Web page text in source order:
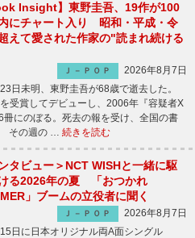
Insight】東野圭吾、19作が100
にチャート入り 昭和・平成・令
えて愛された作家の"読まれ続ける
Ｊ－ＰＯＰ
2026年8月7日
日未明、東野圭吾が68歳で逝去した。
受賞してデビューし、2006年『容疑者X
にのぼる。死去の報を受け、全国の書
その週の … 続きを読む
タビュー＞NCT WISHと一緒に駆
る2026年の夏 「おつかれ
」ブームの立役者に聞く
Ｊ－ＰＯＰ
2026年8月7日
日に日本オリジナル両A面シングル